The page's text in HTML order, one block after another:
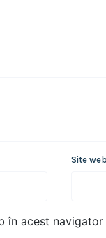
Site web
în acest